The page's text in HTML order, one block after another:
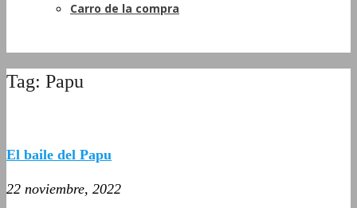
Carro de la compra
Tag: Papu
El baile del Papu
22 noviembre, 2022